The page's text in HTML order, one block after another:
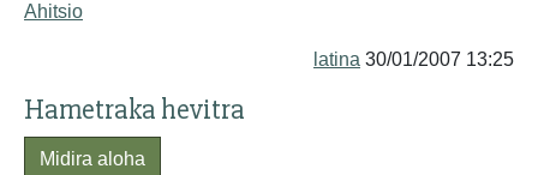
Ahitsio
latina 30/01/2007 13:25
Hametraka hevitra
Midira aloha